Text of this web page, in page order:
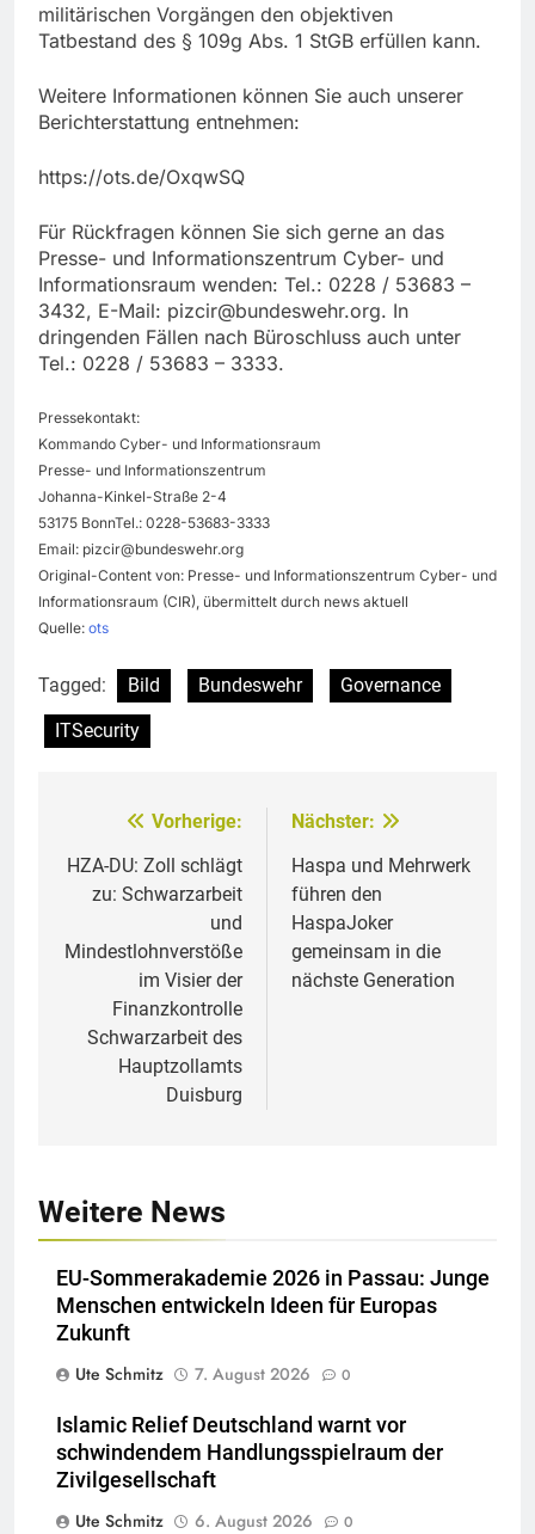
militärischen Vorgängen den objektiven
Tatbestand des § 109g Abs. 1 StGB erfüllen kann.
Weitere Informationen können Sie auch unserer
Berichterstattung entnehmen:
https://ots.de/OxqwSQ
Für Rückfragen können Sie sich gerne an das
Presse- und Informationszentrum Cyber- und
Informationsraum wenden: Tel.: 0228 / 53683 –
3432, E-Mail: pizcir@bundeswehr.org. In
dringenden Fällen nach Büroschluss auch unter
Tel.: 0228 / 53683 – 3333.
Pressekontakt:
Kommando Cyber- und Informationsraum
Presse- und Informationszentrum
Johanna-Kinkel-Straße 2-4
53175 BonnTel.: 0228-53683-3333
Email: pizcir@bundeswehr.org
Original-Content von: Presse- und Informationszentrum Cyber- und
Informationsraum (CIR), übermittelt durch news aktuell
Quelle: ots
Tagged: Bild Bundeswehr
Governance
ITSecurity
Beitragsnavigation
Vorherige:
HZA-DU: Zoll schlägt
zu: Schwarzarbeit
und
Mindestlohnverstöße
im Visier der
Finanzkontrolle
Schwarzarbeit des
Hauptzollamts
Duisburg
Nächster:
Haspa und Mehrwerk
führen den
HaspaJoker
gemeinsam in die
nächste Generation
Weitere News
EU-Sommerakademie 2026 in Passau: Junge
Menschen entwickeln Ideen für Europas
Zukunft
Ute Schmitz
7. August 2026 0
Islamic Relief Deutschland warnt vor
schwindendem Handlungsspielraum der
Zivilgesellschaft
Ute Schmitz
6. August 2026 0